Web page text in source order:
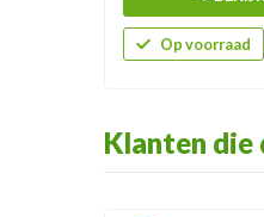
Op voorraad
Klanten die